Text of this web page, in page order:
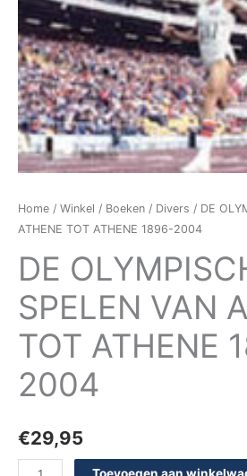
Home / Winkel / Boeken / Divers / DE
ATHENE TOT ATHENE 1896-2004
DE
SPELEN VAN
TOT ATHENE
2004
€29,95
Toevoegen aan